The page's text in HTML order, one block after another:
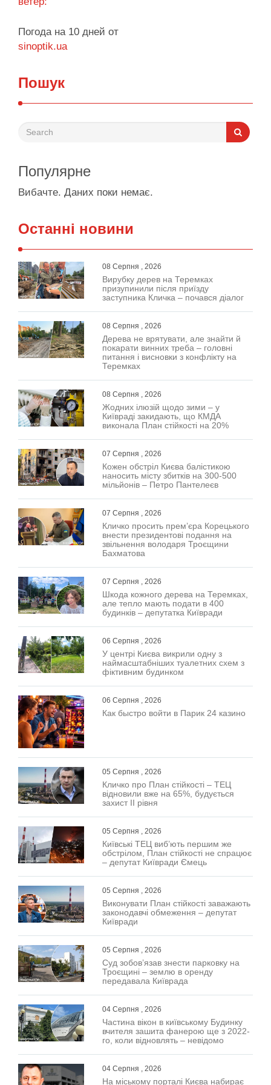
Погода на 10 дней от
sinoptik.ua
Пошук
Популярне
Вибачте. Даних поки немає.
Останні новини
08 Серпня , 2026
Вирубку дерев на Теремках
призупинили після приїзду
заступника Кличка – почався діалог
08 Серпня , 2026
Дерева не врятувати, але знайти й
покарати винних треба – головні
питання і висновки з конфлікту на
Теремках
08 Серпня , 2026
Жодних ілюзій щодо зими – у
Київраді закидають, що КМДА
виконала План стійкості на 20%
07 Серпня , 2026
Кожен обстріл Києва балістикою
наносить місту збитків на 300-500
мільйонів – Петро Пантелеєв
07 Серпня , 2026
Кличко просить прем’єра Корецького
внести президентові подання на
звільнення володаря Троєщини
Бахматова
07 Серпня , 2026
Шкода кожного дерева на Теремках,
але тепло мають подати в 400
будинків – депутатка Київради
06 Серпня , 2026
У центрі Києва викрили одну з
наймасштабніших туалетних схем з
фіктивним будинком
06 Серпня , 2026
Как быстро войти в Парик 24 казино
05 Серпня , 2026
Кличко про План стійкості – ТЕЦ
відновили вже на 65%, будується
захист ІІ рівня
05 Серпня , 2026
Київські ТЕЦ виб’ють першим же
обстрілом, План стійкості не спрацює
– депутат Київради Ємець
05 Серпня , 2026
Виконувати План стійкості заважають
законодавчі обмеження – депутат
Київради
05 Серпня , 2026
Суд зобов’язав знести парковку на
Троєщині – землю в оренду
передавала Київрада
04 Серпня , 2026
Частина вікон в київському Будинку
вчителя зашита фанерою ще з 2022-
го, коли відновлять – невідомо
04 Серпня , 2026
На міському порталі Києва набирає